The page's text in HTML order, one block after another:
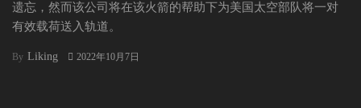
遗忘，然而该公司将在该火箭的帮助下为美国太空部队将一对
有效载荷送入轨道。
By Liking 2022年10月7日